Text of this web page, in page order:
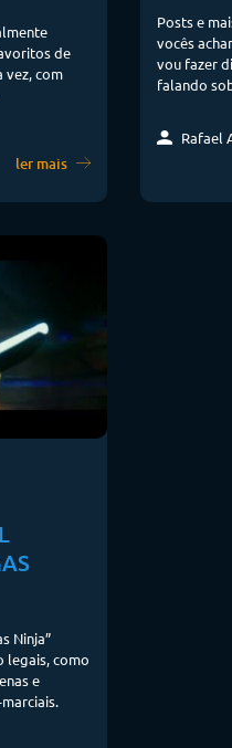
de
vez, com
ler mais
Posts e
vocês
vou fazer
falando
Rafael
Ninja”
legais, como
e